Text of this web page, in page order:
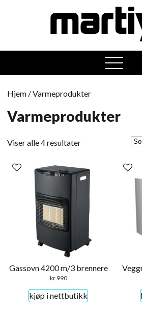
open
menu
Hjem / Varmeprodukter
Varmeprodukter
Viser alle 4 resultaterSortert
nyeste
Gassovn 4200 m/3 brennere
kr990
kjøp i nettbutikk